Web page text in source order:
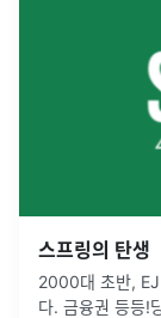
스프링의 탄생
2000대 초반,
다. 금융권 등등!